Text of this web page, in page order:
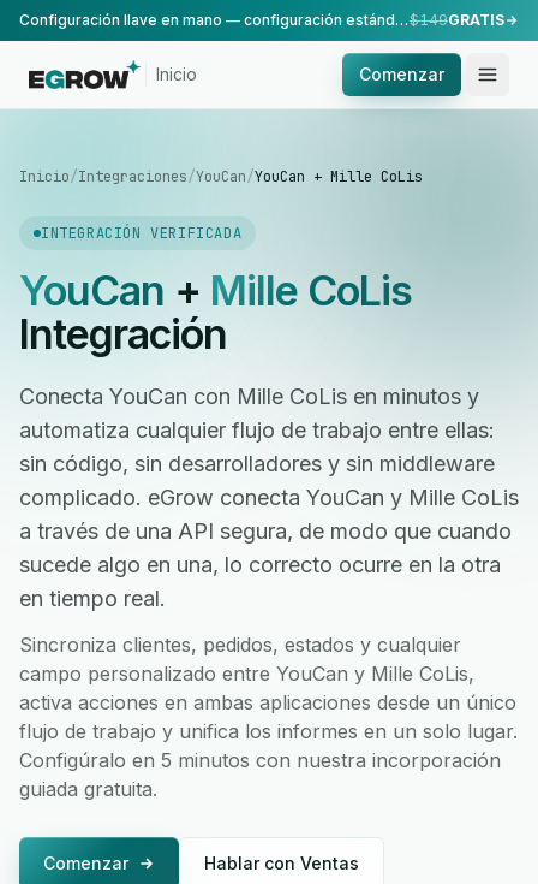
Configuración llave en mano — configuración estándar, realizada por nuestro equipo.$149GRATIS
Inicio Comenzar
Inicio/Integraciones/YouCan/YouCan + Mille CoLis
INTEGRACIÓN VERIFICADA
YouCan + Mille CoLis
Integración
Conecta YouCan con Mille CoLis en minutos y
automatiza cualquier flujo de trabajo entre ellas:
sin código, sin desarrolladores y sin middleware
complicado. eGrow conecta YouCan y Mille CoLis
a través de una API segura, de modo que cuando
sucede algo en una, lo correcto ocurre en la otra
en tiempo real.
Sincroniza clientes, pedidos, estados y cualquier
campo personalizado entre YouCan y Mille CoLis,
activa acciones en ambas aplicaciones desde un único
flujo de trabajo y unifica los informes en un solo lugar.
Configúralo en 5 minutos con nuestra incorporación
guiada gratuita.
Comenzar Hablar con Ventas